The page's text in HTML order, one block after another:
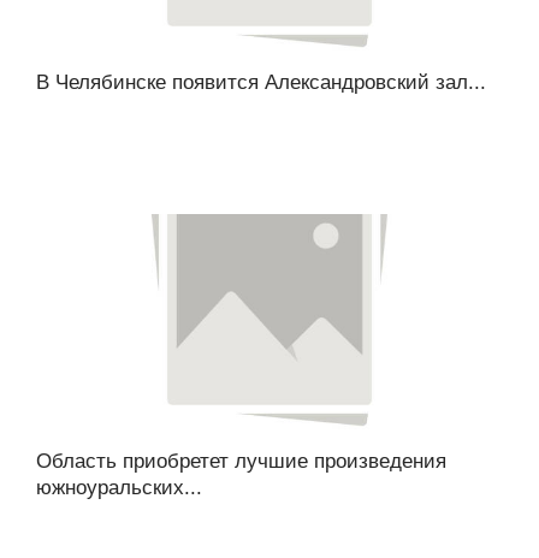
В Челябинске появится Александровский зал...
Область приобретет лучшие произведения
южноуральских...